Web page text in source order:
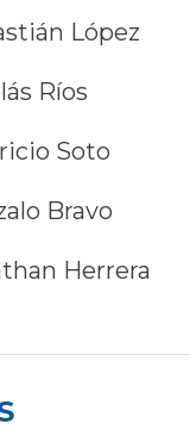
López
Ríos
Soto
Bravo
Herrera